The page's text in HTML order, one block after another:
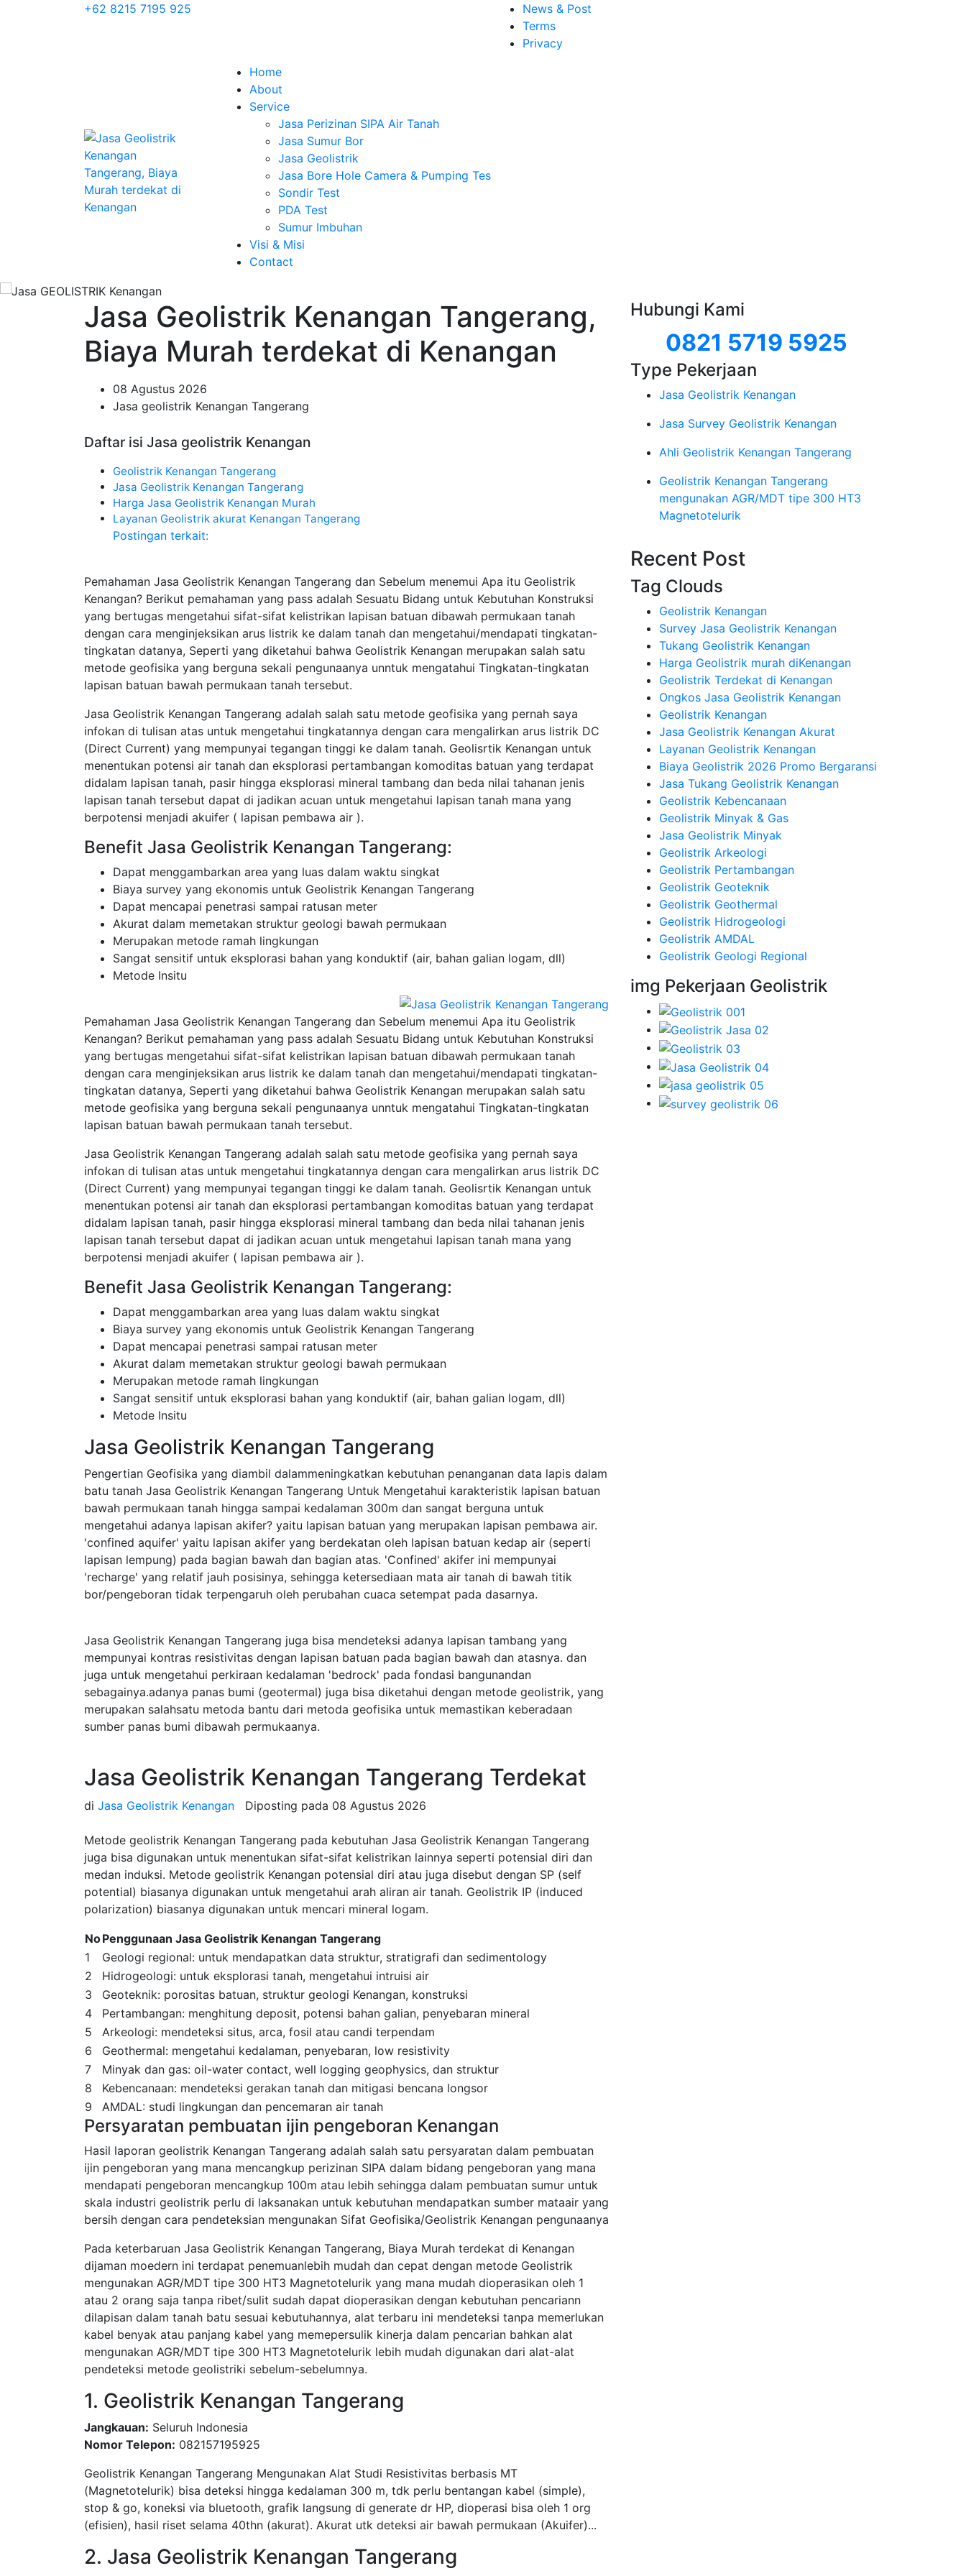
+62 8215 7195 925
News & Post
Terms
Privacy
Home
About
Service
Jasa Perizinan SIPA Air Tanah
Jasa Sumur Bor
Jasa Geolistrik
Jasa Bore Hole Camera & Pumping Tes
Sondir Test
PDA Test
Sumur Imbuhan
Visi & Misi
Contact
Jasa Geolistrik Kenangan Tangerang,
Biaya Murah terdekat di Kenangan
08 Agustus 2026
Jasa geolistrik Kenangan Tangerang
Daftar isi Jasa geolistrik Kenangan
Geolistrik Kenangan Tangerang
Jasa Geolistrik Kenangan Tangerang
Harga Jasa Geolistrik Kenangan Murah
Layanan Geolistrik akurat Kenangan Tangerang
Postingan terkait:
Pemahaman Jasa Geolistrik Kenangan Tangerang dan Sebelum menemui Apa itu Geolistrik
Kenangan? Berikut pemahaman yang pass adalah Sesuatu Bidang untuk Kebutuhan Konstruksi
yang bertugas mengetahui sifat-sifat kelistrikan lapisan batuan dibawah permukaan tanah
dengan cara menginjeksikan arus listrik ke dalam tanah dan mengetahui/mendapati tingkatan-
tingkatan datanya, Seperti yang diketahui bahwa Geolistrik Kenangan merupakan salah satu
metode geofisika yang berguna sekali pengunaanya unntuk mengatahui Tingkatan-tingkatan
lapisan batuan bawah permukaan tanah tersebut.
Jasa Geolistrik Kenangan Tangerang adalah salah satu metode geofisika yang pernah saya
infokan di tulisan atas untuk mengetahui tingkatannya dengan cara mengalirkan arus listrik DC
(Direct Current) yang mempunyai tegangan tinggi ke dalam tanah. Geolisrtik Kenangan untuk
menentukan potensi air tanah dan eksplorasi pertambangan komoditas batuan yang terdapat
didalam lapisan tanah, pasir hingga eksplorasi mineral tambang dan beda nilai tahanan jenis
lapisan tanah tersebut dapat di jadikan acuan untuk mengetahui lapisan tanah mana yang
berpotensi menjadi akuifer ( lapisan pembawa air ).
Benefit Jasa Geolistrik Kenangan Tangerang:
Dapat menggambarkan area yang luas dalam waktu singkat
Biaya survey yang ekonomis untuk Geolistrik Kenangan Tangerang
Dapat mencapai penetrasi sampai ratusan meter
Akurat dalam memetakan struktur geologi bawah permukaan
Merupakan metode ramah lingkungan
Sangat sensitif untuk eksplorasi bahan yang konduktif (air, bahan galian logam, dll)
Metode Insitu
Pemahaman Jasa Geolistrik Kenangan Tangerang dan Sebelum menemui Apa itu Geolistrik
Kenangan? Berikut pemahaman yang pass adalah Sesuatu Bidang untuk Kebutuhan Konstruksi
yang bertugas mengetahui sifat-sifat kelistrikan lapisan batuan dibawah permukaan tanah
dengan cara menginjeksikan arus listrik ke dalam tanah dan mengetahui/mendapati tingkatan-
tingkatan datanya, Seperti yang diketahui bahwa Geolistrik Kenangan merupakan salah satu
metode geofisika yang berguna sekali pengunaanya unntuk mengatahui Tingkatan-tingkatan
lapisan batuan bawah permukaan tanah tersebut.
Jasa Geolistrik Kenangan Tangerang adalah salah satu metode geofisika yang pernah saya
infokan di tulisan atas untuk mengetahui tingkatannya dengan cara mengalirkan arus listrik DC
(Direct Current) yang mempunyai tegangan tinggi ke dalam tanah. Geolisrtik Kenangan untuk
menentukan potensi air tanah dan eksplorasi pertambangan komoditas batuan yang terdapat
didalam lapisan tanah, pasir hingga eksplorasi mineral tambang dan beda nilai tahanan jenis
lapisan tanah tersebut dapat di jadikan acuan untuk mengetahui lapisan tanah mana yang
berpotensi menjadi akuifer ( lapisan pembawa air ).
Benefit Jasa Geolistrik Kenangan Tangerang:
Dapat menggambarkan area yang luas dalam waktu singkat
Biaya survey yang ekonomis untuk Geolistrik Kenangan Tangerang
Dapat mencapai penetrasi sampai ratusan meter
Akurat dalam memetakan struktur geologi bawah permukaan
Merupakan metode ramah lingkungan
Sangat sensitif untuk eksplorasi bahan yang konduktif (air, bahan galian logam, dll)
Metode Insitu
Jasa Geolistrik Kenangan Tangerang
Pengertian Geofisika yang diambil dalammeningkatkan kebutuhan penanganan data lapis dalam
batu tanah Jasa Geolistrik Kenangan Tangerang Untuk Mengetahui karakteristik lapisan batuan
bawah permukaan tanah hingga sampai kedalaman 300m dan sangat berguna untuk
mengetahui adanya lapisan akifer? yaitu lapisan batuan yang merupakan lapisan pembawa air.
'confined aquifer' yaitu lapisan akifer yang berdekatan oleh lapisan batuan kedap air (seperti
lapisan lempung) pada bagian bawah dan bagian atas. 'Confined' akifer ini mempunyai
'recharge' yang relatif jauh posisinya, sehingga ketersediaan mata air tanah di bawah titik
bor/pengeboran tidak terpengaruh oleh perubahan cuaca setempat pada dasarnya.
Jasa Geolistrik Kenangan Tangerang juga bisa mendeteksi adanya lapisan tambang yang
mempunyai kontras resistivitas dengan lapisan batuan pada bagian bawah dan atasnya. dan
juga untuk mengetahui perkiraan kedalaman 'bedrock' pada fondasi bangunandan
sebagainya.adanya panas bumi (geotermal) juga bisa diketahui dengan metode geolistrik, yang
merupakan salahsatu metoda bantu dari metoda geofisika untuk memastikan keberadaan
sumber panas bumi dibawah permukaanya.
Jasa Geolistrik Kenangan Tangerang Terdekat
di Jasa Geolistrik Kenangan Diposting pada 08 Agustus 2026
Metode geolistrik Kenangan Tangerang pada kebutuhan Jasa Geolistrik Kenangan Tangerang
juga bisa digunakan untuk menentukan sifat-sifat kelistrikan lainnya seperti potensial diri dan
medan induksi. Metode geolistrik Kenangan potensial diri atau juga disebut dengan SP (self
potential) biasanya digunakan untuk mengetahui arah aliran air tanah. Geolistrik IP (induced
polarization) biasanya digunakan untuk mencari mineral logam.
NoPenggunaan Jasa Geolistrik Kenangan Tangerang
1
Geologi regional: untuk mendapatkan data struktur, stratigrafi dan sedimentology
2
Hidrogeologi: untuk eksplorasi tanah, mengetahui intruisi air
3
Geoteknik: porositas batuan, struktur geologi Kenangan, konstruksi
4
Pertambangan: menghitung deposit, potensi bahan galian, penyebaran mineral
5
Arkeologi: mendeteksi situs, arca, fosil atau candi terpendam
6
Geothermal: mengetahui kedalaman, penyebaran, low resistivity
7
Minyak dan gas: oil-water contact, well logging geophysics, dan struktur
8
Kebencanaan: mendeteksi gerakan tanah dan mitigasi bencana longsor
9
AMDAL: studi lingkungan dan pencemaran air tanah
Persyaratan pembuatan ijin pengeboran Kenangan
Hasil laporan geolistrik Kenangan Tangerang adalah salah satu persyaratan dalam pembuatan
ijin pengeboran yang mana mencangkup perizinan SIPA dalam bidang pengeboran yang mana
mendapati pengeboran mencangkup 100m atau lebih sehingga dalam pembuatan sumur untuk
skala industri geolistrik perlu di laksanakan untuk kebutuhan mendapatkan sumber mataair yang
bersih dengan cara pendeteksian mengunakan Sifat Geofisika/Geolistrik Kenangan pengunaanya
Pada keterbaruan Jasa Geolistrik Kenangan Tangerang, Biaya Murah terdekat di Kenangan
dijaman moedern ini terdapat penemuanlebih mudah dan cepat dengan metode Geolistrik
mengunakan AGR/MDT tipe 300 HT3 Magnetotelurik yang mana mudah dioperasikan oleh 1
atau 2 orang saja tanpa ribet/sulit sudah dapat dioperasikan dengan kebutuhan pencariann
dilapisan dalam tanah batu sesuai kebutuhannya, alat terbaru ini mendeteksi tanpa memerlukan
kabel benyak atau panjang kabel yang memepersulik kinerja dalam pencarian bahkan alat
mengunakan AGR/MDT tipe 300 HT3 Magnetotelurik lebih mudah digunakan dari alat-alat
pendeteksi metode geolistriki sebelum-sebelumnya.
1. Geolistrik Kenangan Tangerang
Jangkauan: Seluruh Indonesia
Nomor Telepon: 082157195925
Geolistrik Kenangan Tangerang Mengunakan Alat Studi Resistivitas berbasis MT
(Magnetotelurik) bisa deteksi hingga kedalaman 300 m, tdk perlu bentangan kabel (simple),
stop & go, koneksi via bluetooth, grafik langsung di generate dr HP, dioperasi bisa oleh 1 org
(efisien), hasil riset selama 40thn (akurat). Akurat utk deteksi air bawah permukaan (Akuifer)...
2. Jasa Geolistrik Kenangan Tangerang
Hubungi Kami
0821 5719 5925
Type Pekerjaan
Jasa Geolistrik Kenangan
Jasa Survey Geolistrik Kenangan
Ahli Geolistrik Kenangan Tangerang
Geolistrik Kenangan Tangerang
mengunakan AGR/MDT tipe 300 HT3
Magnetotelurik
Recent Post
Tag Clouds
Geolistrik Kenangan
Survey Jasa Geolistrik Kenangan
Tukang Geolistrik Kenangan
Harga Geolistrik murah diKenangan
Geolistrik Terdekat di Kenangan
Ongkos Jasa Geolistrik Kenangan
Geolistrik Kenangan
Jasa Geolistrik Kenangan Akurat
Layanan Geolistrik Kenangan
Biaya Geolistrik 2026 Promo Bergaransi
Jasa Tukang Geolistrik Kenangan
Geolistrik Kebencanaan
Geolistrik Minyak & Gas
Jasa Geolistrik Minyak
Geolistrik Arkeologi
Geolistrik Pertambangan
Geolistrik Geoteknik
Geolistrik Geothermal
Geolistrik Hidrogeologi
Geolistrik AMDAL
Geolistrik Geologi Regional
img Pekerjaan Geolistrik